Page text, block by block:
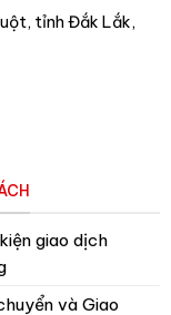
tỉnh Đắk Lắk,
giao dịch
và Giao